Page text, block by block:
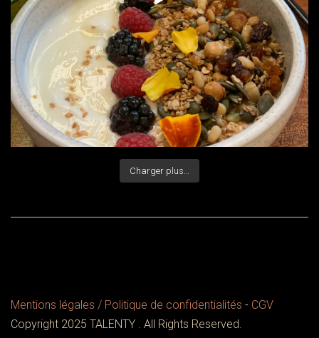
Charger plus…
Mentions légales / Politique de confidentialités - CGV
Copyright 2025 TALENTY . All Rights Reserved.